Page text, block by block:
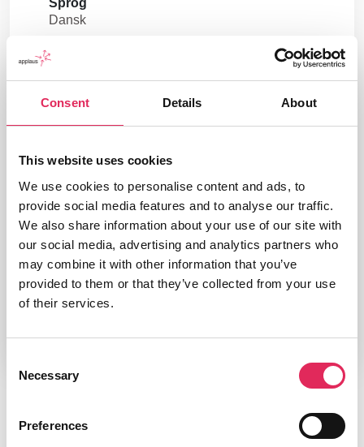
Consent Details About
This website uses cookies
We use cookies to personalise content and ads, to
provide social media features and to analyse our traffic.
We also share information about your use of our site with
our social media, advertising and analytics partners who
may combine it with other information that you’ve
provided to them or that they’ve collected from your use
of their services.
Selection
Necessary
Preferences
Sprog
Dansk
Nøgleord
Udgivelsesår
2014
Type
Forskningsartikel
Udgiver/forlag
K & K Nr. 118, Roskilde Universitet